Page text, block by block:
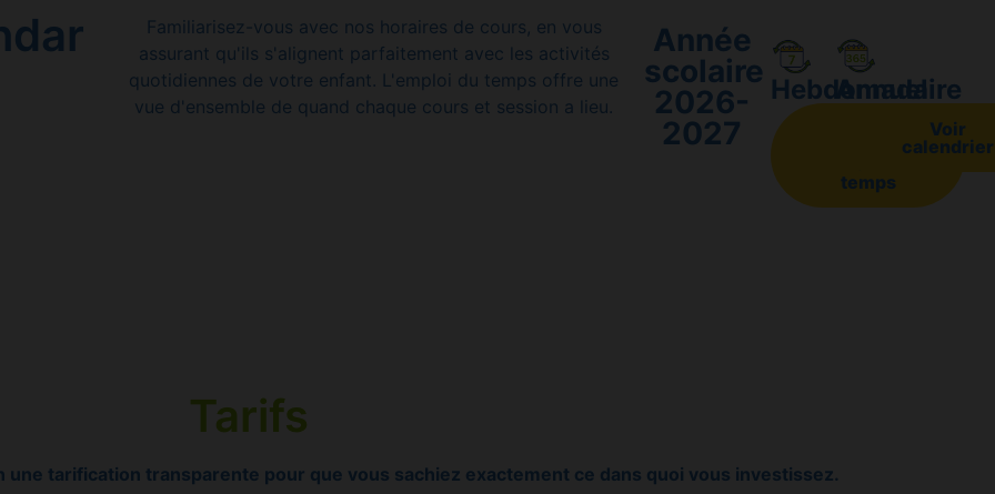
Familiarisez-vous avec nos horaires de cours, en vous
assurant qu'ils s'alignent parfaitement avec les activités
quotidiennes de votre enfant. L'emploi du temps offre une
vue d'ensemble de quand chaque cours et session a lieu.
Année
scolaire
2026-
2027
Hebdomadaire
temps
Annuel
Voir
calendrier
Tarifs
une tarification transparente pour que vous sachiez exactement ce dans quoi vous investissez.